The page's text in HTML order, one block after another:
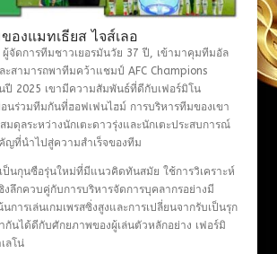
องแมทเธียส ไจส์เลอ
ผู้จัดการทีมชาวเยอรมันวัย 37 ปี, เข้ามาคุมทีมอัล
ะสามารถพาทีมคว้าแชมป์ AFC Champions
ปี 2025 เขามีความสัมพันธ์ที่ดีกับเฟอร์มิโน
อนร่วมทีมกันที่ฮอฟเฟนไฮม์ การบริหารทีมของเขา
มดุลระหว่างนักเตะดาวรุ่งและนักเตะประสบการณ์
ญที่นำไปสู่ความสำเร็จของทีม
ป็นกุนซือรุ่นใหม่ที่มีแนวคิดทันสมัย ใช้การวิเคราะห์
ลึกควบคู่กับการบริหารจัดการบุคลากรอย่างมี
การเล่นเกมเพรสซิ่งสูงและการเปลี่ยนจากรับเป็นรุก
ากันได้ดีกับศักยภาพของผู้เล่นตัวหลักอย่าง เฟอร์มิ
ลโน่